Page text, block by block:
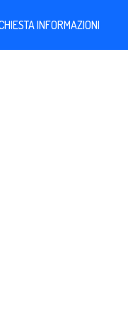
INFORMAZIONI